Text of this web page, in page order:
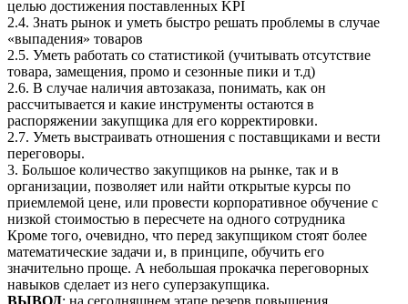
целью достижения поставленных KPI
2.4. Знать рынок и уметь быстро решать проблемы в случае
«выпадения» товаров
2.5. Уметь работать со статистикой (учитывать отсутствие
товара, замещения, промо и сезонные пики и т.д)
2.6. В случае наличия автозаказа, понимать, как он
рассчитывается и какие инструменты остаются в
распоряжении закупщика для его корректировки.
2.7. Уметь выстраивать отношения с поставщиками и вести
переговоры.
3. Большое количество закупщиков на рынке, так и в
организации, позволяет или найти открытые курсы по
приемлемой цене, или провести корпоративное обучение с
низкой стоимостью в пересчете на одного сотрудника
Кроме того, очевидно, что перед закупщиком стоят более
математические задачи и, в принципе, обучить его
значительно проще. А небольшая прокачка переговорных
навыков сделает из него суперзакупщика.